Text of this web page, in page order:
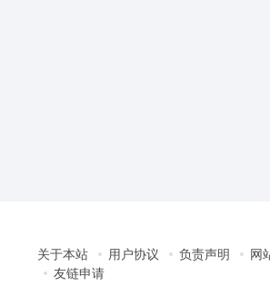
关于本站 用户协议 负责声明 网
友链申请